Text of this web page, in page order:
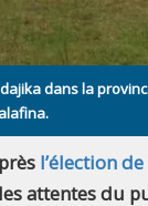
dans la
l’élection
les attentes